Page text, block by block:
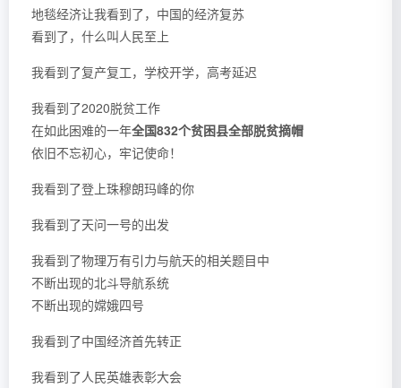
地毯经济让我看到了，中国的经济复苏
看到了，什么叫人民至上
我看到了复产复工，学校开学，高考延迟
我看到了2020脱贫工作
在如此困难的一年全国832个贫困县全部脱贫摘帽
依旧不忘初心，牢记使命！
我看到了登上珠穆朗玛峰的你
我看到了天问一号的出发
我看到了物理万有引力与航天的相关题目中
不断出现的北斗导航系统
不断出现的嫦娥四号
我看到了中国经济首先转正
我看到了人民英雄表彰大会